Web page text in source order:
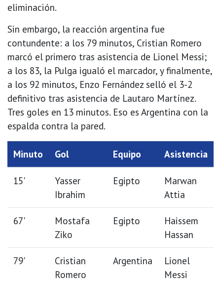
eliminación.
Sin embargo, la reacción argentina fue
contundente: a los 79 minutos, Cristian Romero
marcó el primero tras asistencia de Lionel Messi;
a los 83, la Pulga igualó el marcador, y finalmente,
a los 92 minutos, Enzo Fernández selló el 3-2
definitivo tras asistencia de Lautaro Martínez.
Tres goles en 13 minutos. Eso es Argentina con la
espalda contra la pared.
Minuto Gol Equipo Asistencia
15'
Yasser
Ibrahim
Egipto
Marwan
Attia
67'
Mostafa
Ziko
Egipto
Haissem
Hassan
79'
Cristian
Romero
Argentina
Lionel
Messi